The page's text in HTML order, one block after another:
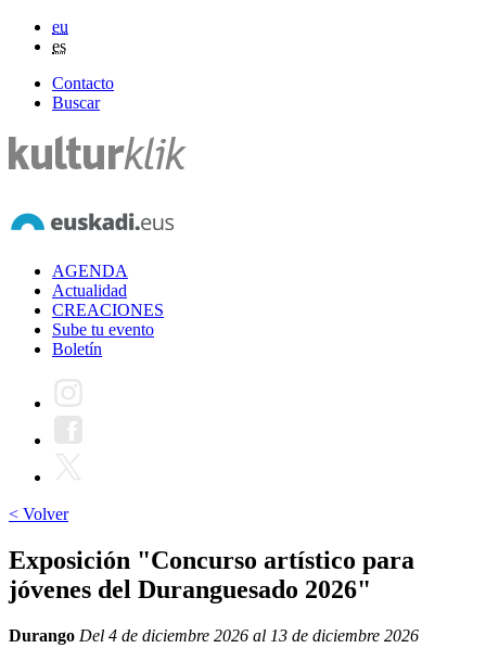
eu
es
Contacto
Buscar
AGENDA
Actualidad
CREACIONES
Sube tu evento
Boletín
< Volver
Exposición "Concurso artístico para
jóvenes del Duranguesado 2026"
Durango Del 4 de diciembre 2026 al 13 de diciembre 2026